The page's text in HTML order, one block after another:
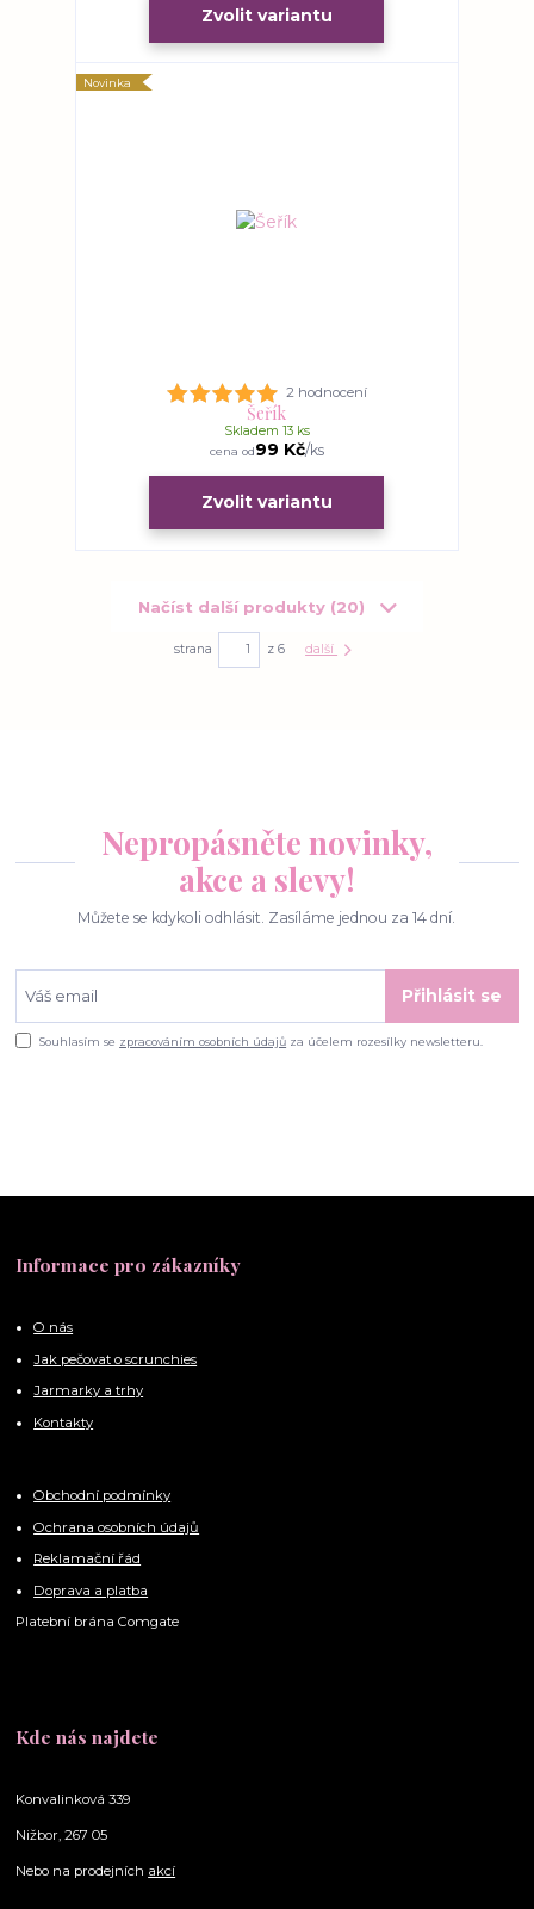
Zvolit variantu
Novinka
2 hodnocení
Šeřík
cena od99 Kč/ks
Skladem 13 ks
Zvolit variantu
Načíst další produkty (20)
strana z 6 další
Nepropásněte novinky,
akce a slevy!
Můžete se kdykoli odhlásit. Zasíláme jednou za 14 dní.
Přihlásit se
Souhlasím se zpracováním osobních údajů za účelem rozesílky newsletteru.
Informace pro zákazníky
O nás
Jak pečovat o scrunchies
Jarmarky a trhy
Kontakty
Obchodní podmínky
Ochrana osobních údajů
Reklamační řád
Doprava a platba
Platební brána Comgate
Kde nás najdete
Konvalinková 339
Nižbor, 267 05
Nebo na prodejních akcí